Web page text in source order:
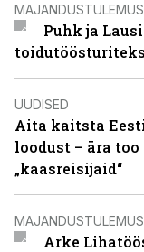
Puhk ja
toidutöösturiteks
UUDISED
Aita kaitsta
loodust – ära
„kaasreisijaid“
Arke